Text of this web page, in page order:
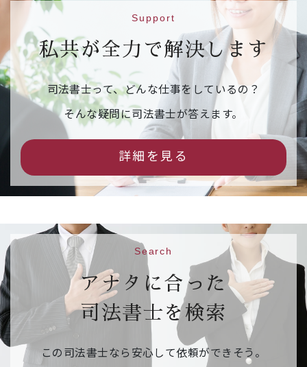
【対 象】小学校４年生、５年生及び６年生と
その保護者（２５組）
【申込先】
参加申込フォームはこちら
【申込締切】令和８年３月１１日（水）
2026年02月16日 イベント情報
市民公開セミナー「相続の『困った』を解
決！司法書士が教える後悔しないための相続
【日 時】令和８年３月１４日（土）１３：３
【場 所】京都烏丸コンベンションホール 大ホ
ール
【申込先】
参加申込フォームはこちら
【申込締切】令和８年３月１０日（火）
2026年02月09日 ご案内
相続・遺言推進月間 右京区役所京北出張所の
Support
私共が全力で解決します
司法書士って、どんな仕事をしているの？
そんな疑問に司法書士が答えます。
詳細を見る
Search
アナタに合った
司法書士を検索
この司法書士なら安心して依頼ができそう。